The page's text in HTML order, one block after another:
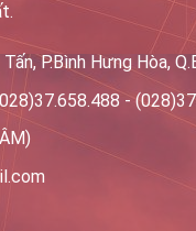
P.Bình Hưng Hòa,
-